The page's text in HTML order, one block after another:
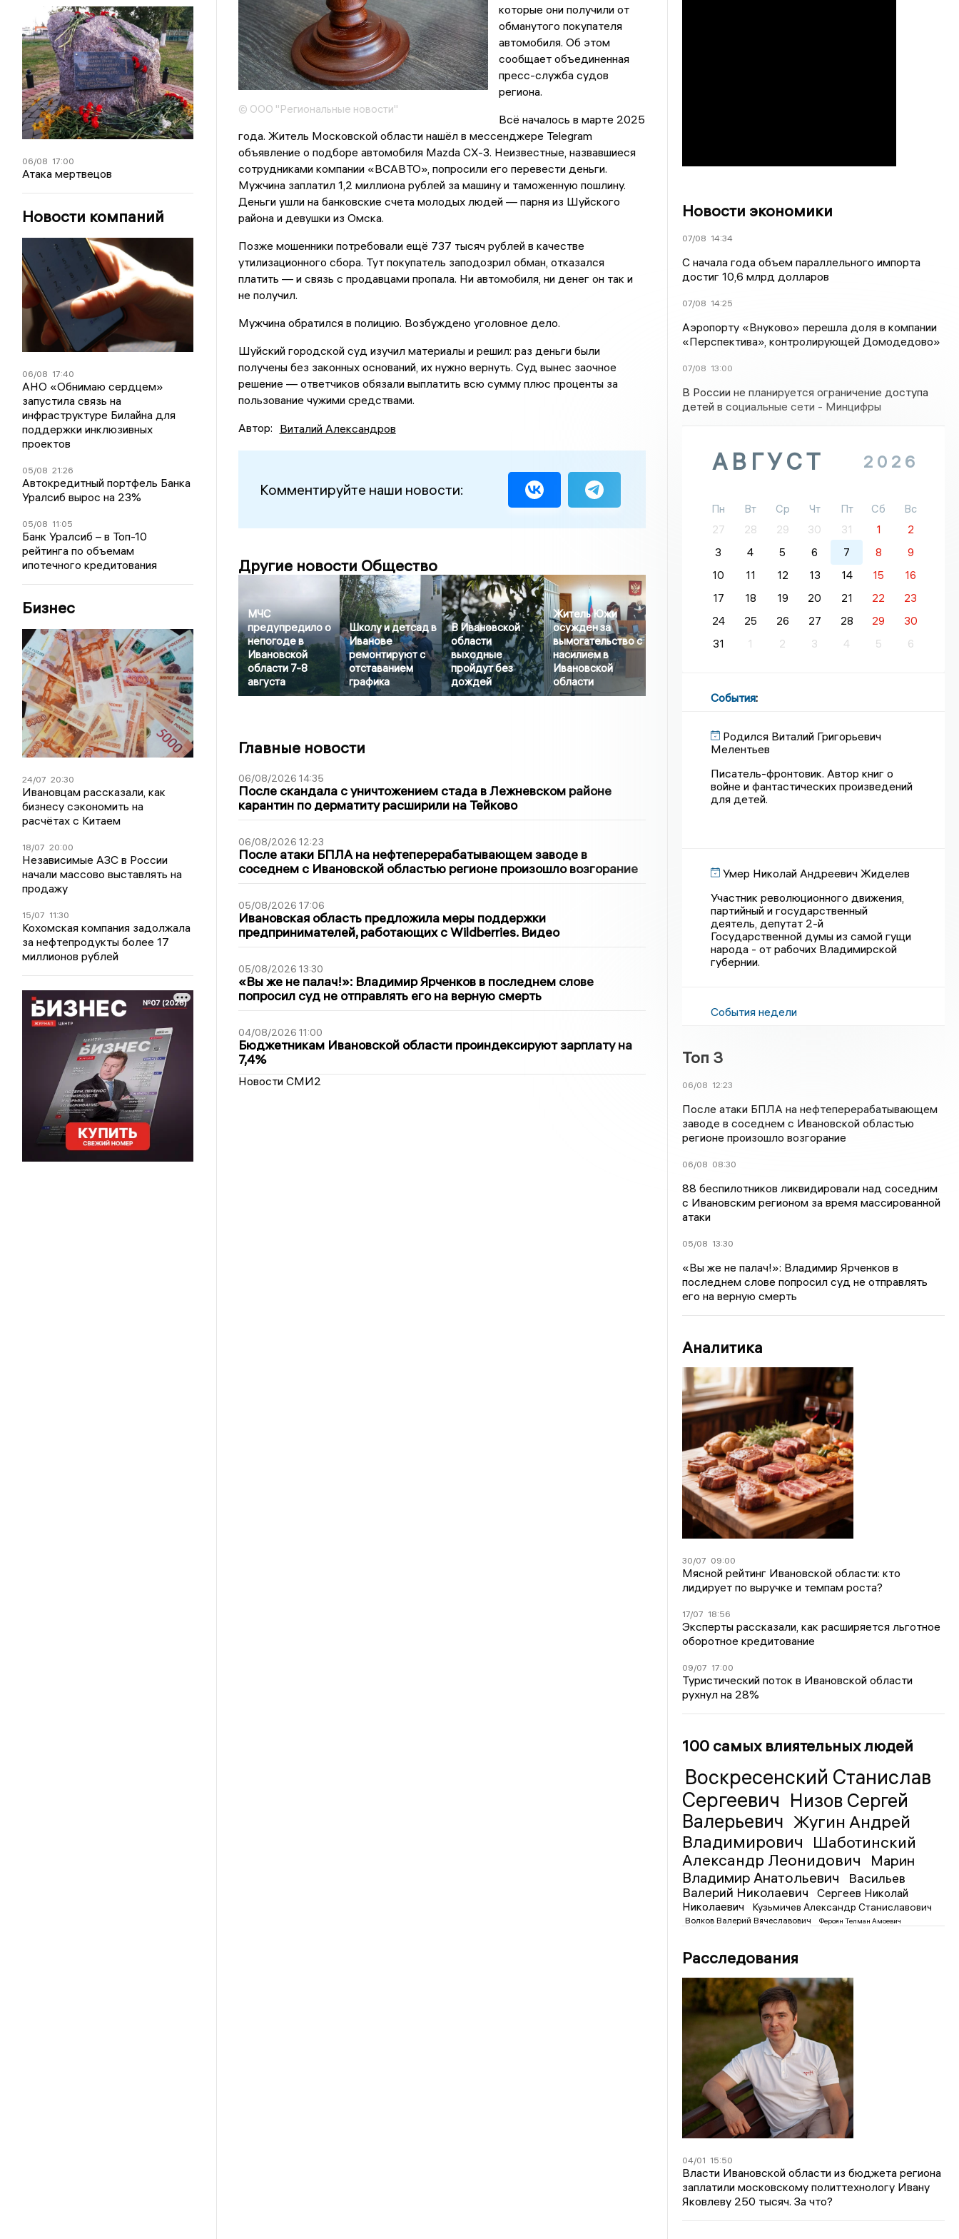
06/08 17:00
Атака мертвецов
Новости компаний
06/08 17:40
АНО «Обнимаю сердцем»
запустила связь на
инфраструктуре Билайна для
поддержки инклюзивных
проектов
05/08 21:26
Автокредитный портфель Банка
Уралсиб вырос на 23%
05/08 11:05
Банк Уралсиб – в Топ-10
рейтинга по объемам
ипотечного кредитования
Бизнес
24/07 20:30
Ивановцам рассказали, как
бизнесу сэкономить на
расчётах с Китаем
18/07 20:00
Независимые АЗС в России
начали массово выставлять на
продажу
15/07 11:30
Кохомская компания задолжала
за нефтепродукты более 17
миллионов рублей
© ООО "Региональные новости"
которые они получили от
обманутого покупателя
автомобиля. Об этом
сообщает объединенная
пресс-служба судов
региона.
Всё началось в марте 2025
года. Житель Московской области нашёл в мессенджере Telegram
объявление о подборе автомобиля Mazda СХ-3. Неизвестные, назвавшиеся
сотрудниками компании «ВСАВТО», попросили его перевести деньги.
Мужчина заплатил 1,2 миллиона рублей за машину и таможенную пошлину.
Деньги ушли на банковские счета молодых людей — парня из Шуйского
района и девушки из Омска.
Позже мошенники потребовали ещё 737 тысяч рублей в качестве
утилизационного сбора. Тут покупатель заподозрил обман, отказался
платить — и связь с продавцами пропала. Ни автомобиля, ни денег он так и
не получил.
Мужчина обратился в полицию. Возбуждено уголовное дело.
Шуйский городской суд изучил материалы и решил: раз деньги были
получены без законных оснований, их нужно вернуть. Суд вынес заочное
решение — ответчиков обязали выплатить всю сумму плюс проценты за
пользование чужими средствами.
Автор: Виталий Александров
Комментируйте наши новости:
Другие новости Общество
МЧС
предупредило о
непогоде в
Ивановской
области 7-8
августа
Школу и детсад в
Иванове
ремонтируют с
отставанием
графика
В Ивановской
области
выходные
пройдут без
дождей
Житель Южи
осужден за
вымогательство с
насилием в
Ивановской
области
Главные новости
06/08/2026 14:35
После скандала с уничтожением стада в Лежневском районе
карантин по дерматиту расширили на Тейково
06/08/2026 12:23
После атаки БПЛА на нефтеперерабатывающем заводе в
соседнем с Ивановской областью регионе произошло возгорание
05/08/2026 17:06
Ивановская область предложила меры поддержки
предпринимателей, работающих с Wildberries. Видео
05/08/2026 13:30
«Вы же не палач!»: Владимир Ярченков в последнем слове
попросил суд не отправлять его на верную смерть
04/08/2026 11:00
Бюджетникам Ивановской области проиндексируют зарплату на
7,4%
Новости СМИ2
Новости экономики
07/08 14:34
С начала года объем параллельного импорта
достиг 10,6 млрд долларов
07/08 14:25
Аэропорту «Внуково» перешла доля в компании
«Перспектива», контролирующей Домодедово»
07/08 13:00
В России не планируется ограничение доступа
детей в социальные сети - Минцифры
АВГУСТ 2026
Пн Вт Ср Чт Пт Сб
Вс
27
28 29 30 31 1
2
3
4 5 6 7 8
9
10
11 12 13 14 15
16
17
18 19 20 21 22
23
24
25 26 27 28 29
30
31
1 2 3 4 5 6
События:
Родился Виталий Григорьевич
Мелентьев
Писатель-фронтовик. Автор книг о
войне и фантастических произведений
для детей.
Умер Николай Андреевич Жиделев
Участник революционного движения,
партийный и государственный
деятель, депутат 2-й
Государственной думы из самой гущи
народа - от рабочих Владимирской
губернии.
События недели
Топ 3
06/08 12:23
После атаки БПЛА на нефтеперерабатывающем
заводе в соседнем с Ивановской областью
регионе произошло возгорание
06/08 08:30
88 беспилотников ликвидировали над соседним
с Ивановским регионом за время массированной
атаки
05/08 13:30
«Вы же не палач!»: Владимир Ярченков в
последнем слове попросил суд не отправлять
его на верную смерть
Аналитика
30/07 09:00
Мясной рейтинг Ивановской области: кто
лидирует по выручке и темпам роста?
17/07 18:56
Эксперты рассказали, как расширяется льготное
оборотное кредитование
09/07 17:00
Туристический поток в Ивановской области
рухнул на 28%
100 самых влиятельных людей
Воскресенский Станислав
Сергеевич Низов Сергей
Валерьевич Жугин Андрей
Владимирович
Шаботинский
Александр Леонидович
Марин
Владимир Анатольевич
Васильев
Валерий Николаевич
Сергеев Николай
Николаевич
Кузьмичев Александр Станиславович
Волков Валерий Вячеславович Фероян Телман Амоевич
Расследования
04/01 15:50
Власти Ивановской области из бюджета региона
заплатили московскому политтехнологу Ивану
Яковлеву 250 тысяч. За что?